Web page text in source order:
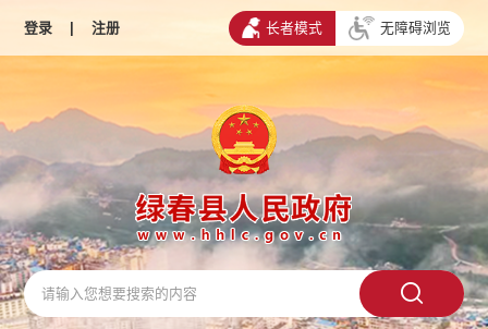
登录 | 注册 长者模式 无障碍浏览